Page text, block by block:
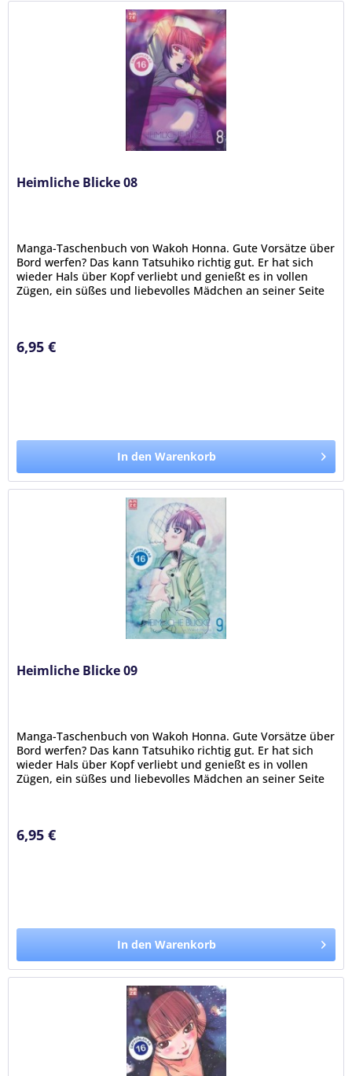
Heimliche Blicke 08
Manga-Taschenbuch von Wakoh Honna. Gute Vorsätze über
Bord werfen? Das kann Tatsuhiko richtig gut. Er hat sich
wieder Hals über Kopf verliebt und genießt es in vollen
Zügen, ein süßes und liebevolles Mädchen an seiner Seite
6,95 €
In den Warenkorb
Heimliche Blicke 09
Manga-Taschenbuch von Wakoh Honna. Gute Vorsätze über
Bord werfen? Das kann Tatsuhiko richtig gut. Er hat sich
wieder Hals über Kopf verliebt und genießt es in vollen
Zügen, ein süßes und liebevolles Mädchen an seiner Seite
6,95 €
In den Warenkorb